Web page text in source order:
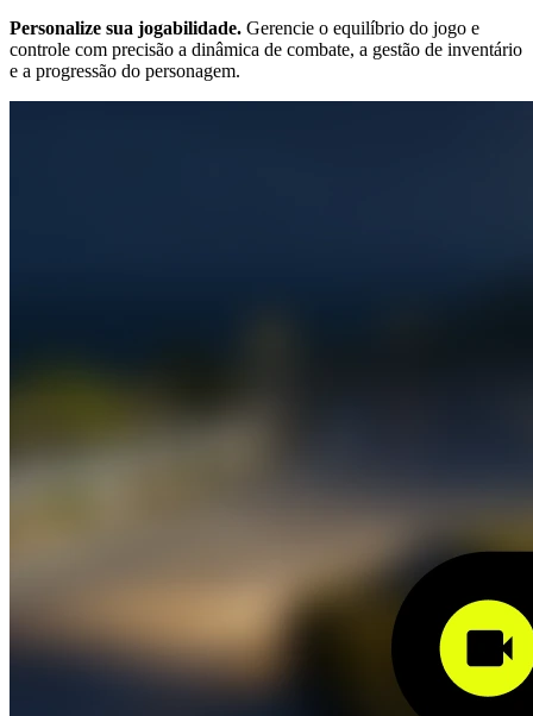
Personalize sua jogabilidade. Gerencie o equilíbrio do jogo e
controle com precisão a dinâmica de combate, a gestão de inventário
e a progressão do personagem.